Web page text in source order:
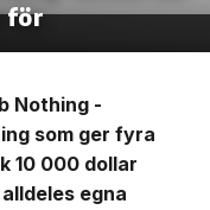
för
Nothing -
som ger fyra
10 000 dollar
egna